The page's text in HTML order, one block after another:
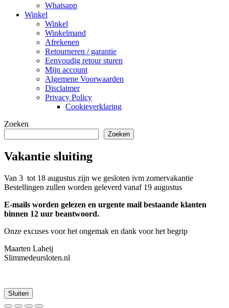
Whatsapp
Winkel
Winkel
Winkelmand
Afrekenen
Retourneren / garantie
Eenvoudig retour sturen
Mijn account
Algemene Voorwaarden
Disclaimer
Privacy Policy
Cookieverklaring
Zoeken
Zoeken
Vakantie sluiting
Van 3 tot 18 augustus zijn we gesloten ivm zomervakantie
Bestellingen zullen worden geleverd vanaf 19 augustus
E-mails worden gelezen en urgente mail bestaande klanten
binnen 12 uur beantwoord.
Onze excuses voor het ongemak en dank voor het begrip
Maarten Laheij
Slimmedeursloten.nl
Sluiten